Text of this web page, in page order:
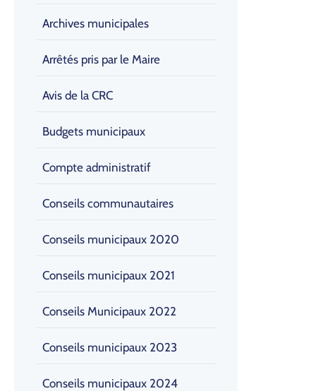
Archives municipales
Arrêtés pris par le Maire
Avis de la CRC
Budgets municipaux
Compte administratif
Conseils communautaires
Conseils municipaux 2020
Conseils municipaux 2021
Conseils Municipaux 2022
Conseils municipaux 2023
Conseils municipaux 2024